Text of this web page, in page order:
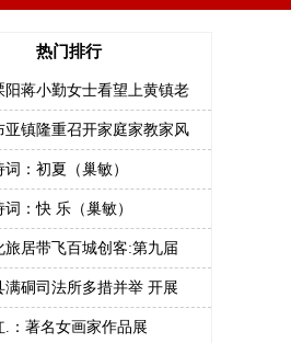
热门排行
阳蒋小勤女士看望上黄镇老
亚镇隆重召开家庭家教家风
：初夏（巢敏）
词：快 乐（巢敏）
旅居带飞百城创客:第九届
满硐司法所多措并举 开展
.：著名女画家作品展